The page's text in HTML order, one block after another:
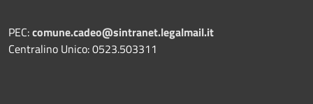
PEC:comune.cadeo@sintranet.legalmail.it
Centralino Unico: 0523.503311